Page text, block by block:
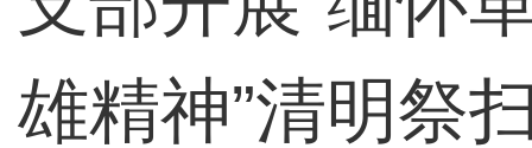
雄精神”清明祭